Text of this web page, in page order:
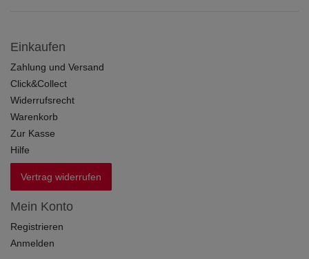
Einkaufen
Zahlung und Versand
Click&Collect
Widerrufsrecht
Warenkorb
Zur Kasse
Hilfe
Vertrag widerrufen
Mein Konto
Registrieren
Anmelden